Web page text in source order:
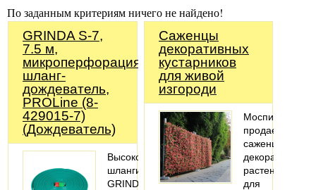
По заданным критериям ничего не найдено!
GRINDA S-7,
7.5 м,
микроперфорация,
шланг-
дождеватель,
PROLine (8-
429015-7)
(Дождеватель)
ВысококачественныеПрофессионалные
шланги
GRINDA
Саженцы
декоративных
кустарников
для живой
изгороди
Моспитомник
продает
саженцы
декоративных
растений
для